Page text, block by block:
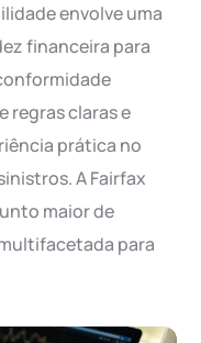
envolve uma
financeira para
regras claras e
prática no
A Fairfax
maior de
para